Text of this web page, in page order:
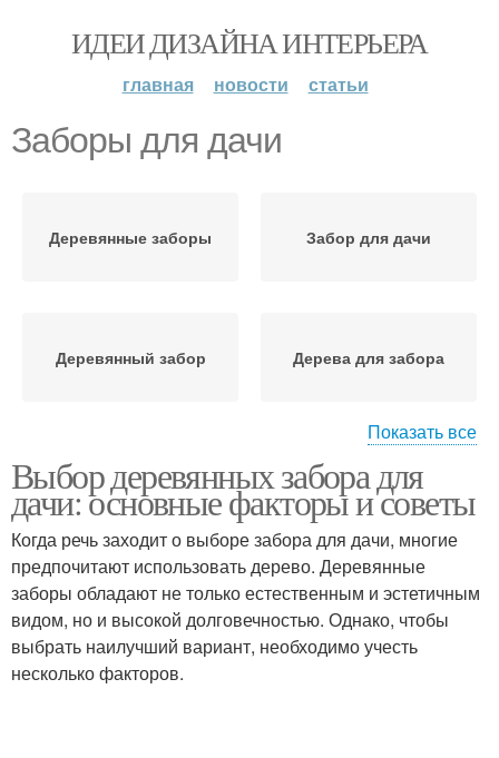
ИДЕИ ДИЗАЙНА ИНТЕРЬЕРА
главная новости статьи
Заборы для дачи
Деревянные заборы Забор для дачи
Деревянный забор Дерева для забора
Бюджетный забор Забор из бревен
Забор на даче Забор из профнастила
Показать все
Выбор деревянных забора для
дачи: основные факторы и советы
Когда речь заходит о выборе забора для дачи, многие
предпочитают использовать дерево. Деревянные
заборы обладают не только естественным и эстетичным
видом, но и высокой долговечностью. Однако, чтобы
выбрать наилучший вариант, необходимо учесть
несколько факторов.